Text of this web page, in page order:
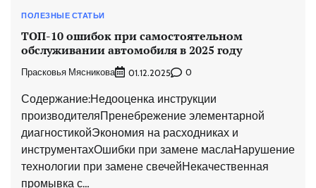
ПОЛЕЗНЫЕ СТАТЬИ
ТОП-10 ошибок при самостоятельном
обслуживании автомобиля в 2025 году
Прасковья Мясникова 01.12.2025 0
Содержание:Недооценка инструкции
производителяПренебрежение элементарной
диагностикойЭкономия на расходниках и
инструментахОшибки при замене маслаНарушение
технологии при замене свечейНекачественная
промывка с…